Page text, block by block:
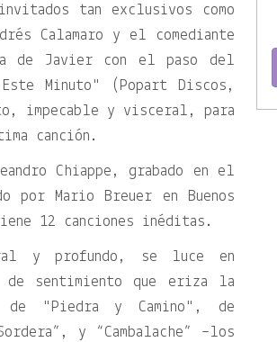
tan exclusivos como
Calamaro y el comediante
de Javier con el paso del
Este Minuto
(Popart Discos,
impecable y visceral, para
canción.
Chiappe, grabado en el
por Mario Breuer en Buenos
12 canciones inéditas.
y profundo, se luce en
de sentimiento que eriza la
de
Piedra y Camino
, de
y “Cambalache” –los